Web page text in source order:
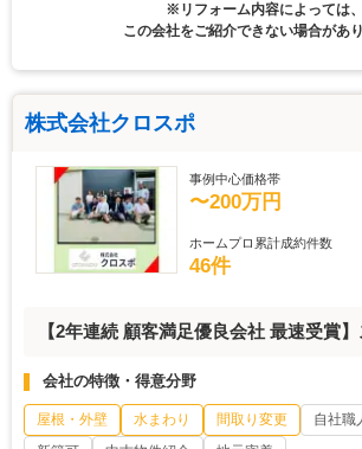
※リフォーム内容によっては、
この会社をご紹介できない場合があり
株式会社クロスポ
事例中心価格帯
〜200万円
ホームプロ累計成約件数
46件
【2年連続 顧客満足優良会社 最速受賞
会社の特徴・得意分野
屋根・外壁 水まわり 間取り変更 自社職